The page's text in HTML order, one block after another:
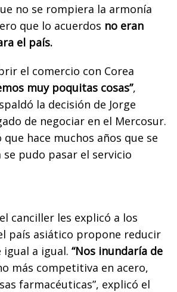
no se rompiera la armonía
que lo acuerdos no eran
el país.
el comercio con Corea
muy poquitas cosas”,
la decisión de Jorge
de negociar en el Mercosur.
que hace muchos años que se
se pudo pasar el servicio
canciller les explicó a los
país asiático propone reducir
igual a igual. “Nos inundaría de
más competitiva en acero,
farmacéuticas”, explicó el